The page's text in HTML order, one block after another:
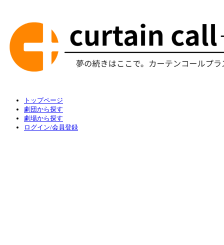
トップページ
劇団から探す
劇場から探す
ログイン/会員登録